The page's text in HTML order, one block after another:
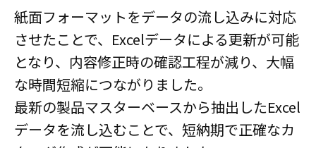
紙面フォーマットをデータの流し込みに対応
させたことで、Excelデータによる更新が可能
となり、内容修正時の確認工程が減り、大幅
な時間短縮につながりました。
最新の製品マスターベースから抽出したExcel
データを流し込むことで、短納期で正確なカ